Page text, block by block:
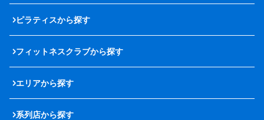
ピラティスから探す
フィットネスクラブから探す
エリアから探す
系列店から探す